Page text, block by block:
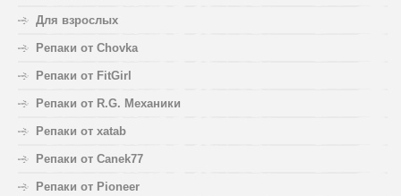
Для взрослых
Репаки от Chovka
Репаки от FitGirl
Репаки от R.G. Механики
Репаки от xatab
Репаки от Canek77
Репаки от Pioneer